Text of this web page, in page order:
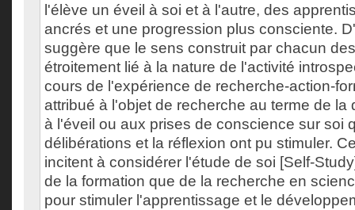
l'élève un éveil à soi et à l'autre, des
ancrés et une progression plus consciente.
suggère que le sens construit par chacun
étroitement lié à la nature de l'activité
cours de l'expérience de recherche-action-
attribué à l'objet de recherche au terme de la
à l'éveil ou aux prises de conscience sur soi
délibérations et la réflexion ont pu stimuler.
incitent à considérer l'étude de soi [Self-
de la formation que de la recherche en
pour stimuler l'apprentissage et le